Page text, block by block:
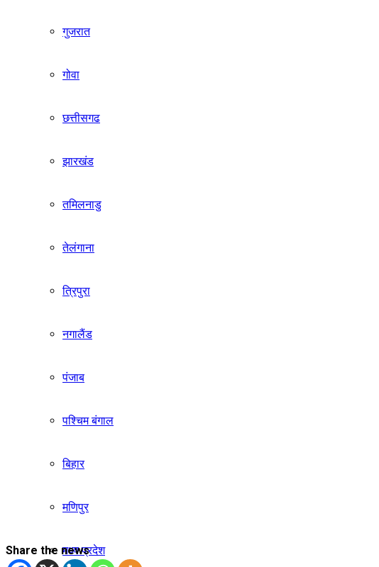
गुजरात
गोवा
छत्तीसगढ
झारखंड
तमिलनाडु
तेलंगाना
त्रिपुरा
नगालैंड
पंजाब
पश्चिम बंगाल
बिहार
मणिपुर
मध्य प्रदेश
Share the news